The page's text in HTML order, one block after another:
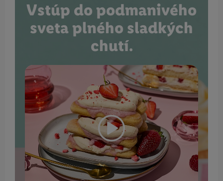
Vstúp do podmanivého
sveta plného sladkých
chutí.